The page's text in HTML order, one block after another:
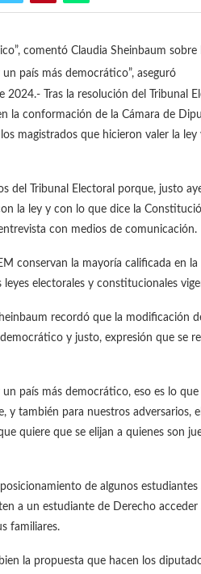
comentó Claudia Sheinbaum sobre
país más democrático”, aseguró
Tras la resolución del Tribunal
la conformación de la Cámara de
magistrados que hicieron valer la
del Tribunal Electoral porque, justo
la ley y con lo que dice la
con medios de comunicación.
conservan la mayoría calificada en
electorales y constitucionales
recordó que la modificación
y justo, expresión que se
país más democrático, eso es lo
y también para nuestros adversarios,
quiere que se elijan a quienes son
de algunos
a un estudiante de Derecho
familiares.
la propuesta que hacen los